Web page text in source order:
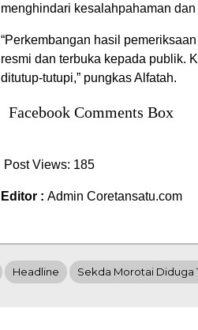
menghindari kesalahpahaman
“Perkembangan hasil
resmi dan terbuka kepada publik.
ditutup-tutupi,” pungkas Alfatah.
Facebook Comments Box
Post Views: 185
Editor : Admin Coretansatu.com
Headline Sekda Morotai Diduga